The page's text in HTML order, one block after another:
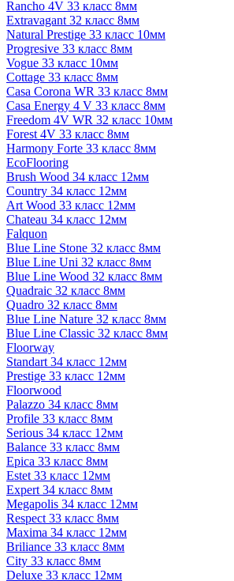
Rancho 4V 33 класс 8мм
Extravagant 32 класс 8мм
Natural Prestige 33 класс 10мм
Progresive 33 класс 8мм
Vogue 33 класс 10мм
Cottage 33 класс 8мм
Casa Corona WR 33 класс 8мм
Casa Energy 4 V 33 класс 8мм
Freedom 4V WR 32 класс 10мм
Forest 4V 33 класс 8мм
Harmony Forte 33 класс 8мм
EcoFlooring
Brush Wood 34 класс 12мм
Country 34 класс 12мм
Art Wood 33 класс 12мм
Chateau 34 класс 12мм
Falquon
Blue Line Stone 32 класс 8мм
Blue Line Uni 32 класс 8мм
Blue Line Wood 32 класс 8мм
Quadraic 32 класс 8мм
Quadro 32 класс 8мм
Blue Line Nature 32 класс 8мм
Blue Line Classic 32 класс 8мм
Floorway
Standart 34 класс 12мм
Prestige 33 класс 12мм
Floorwood
Palazzo 34 класс 8мм
Profile 33 класс 8мм
Serious 34 класс 12мм
Balance 33 класс 8мм
Epica 33 класс 8мм
Estet 33 класс 12мм
Expert 34 класс 8мм
Megapolis 34 класс 12мм
Respect 33 класс 8мм
Maxima 34 класс 12мм
Briliance 33 класс 8мм
City 33 класс 8мм
Deluxe 33 класс 12мм